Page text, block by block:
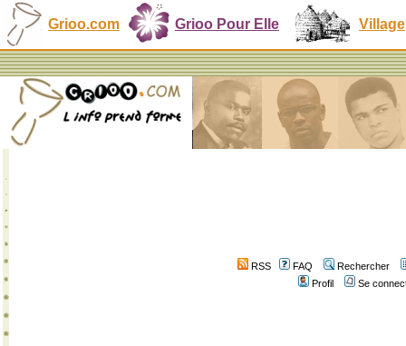
Grioo.com Grioo Pour Elle Village
RSS FAQ
Rechercher
Profil
Se